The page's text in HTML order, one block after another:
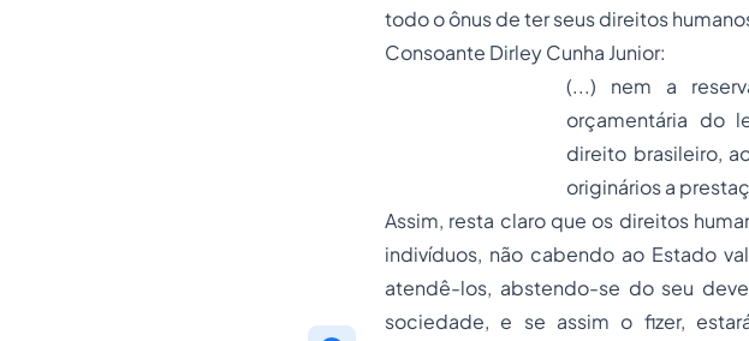
todo o ônus de ter seus direitos
Consoante Dirley Cunha Junior:
(...) nem a
orçamentária do
direito brasileiro,
originários a
Assim, resta claro que os direitos
indivíduos, não cabendo ao Estado
atendê-los, abstendo-se do seu
sociedade, e se assim o fizer,